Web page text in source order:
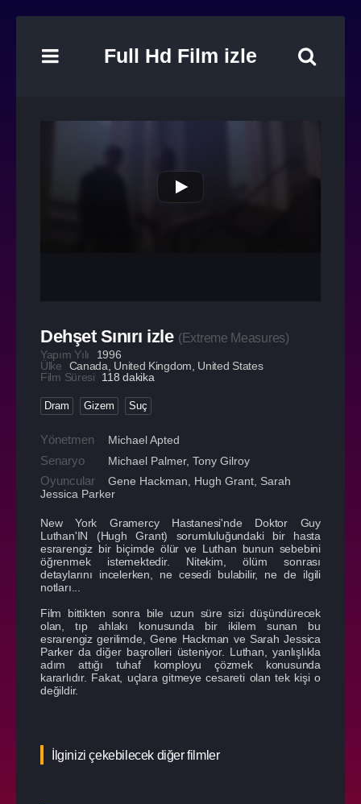
Full Hd Film izle
Dehşet Sınırı izle (Extreme Measures)
Yapım Yılı
1996
Ülke
Canada United Kingdom United States
Film Süresi
118 dakika
Dram Gizem Suç
Yönetmen Michael Apted
Senaryo Michael Palmer, Tony Gilroy
Oyuncular Gene Hackman Hugh Grant Sarah
Jessica Parker
New York Gramercy Hastanesi'nde Doktor Guy
Luthan'IN (Hugh Grant) sorumluluğundaki bir hasta
esrarengiz bir biçimde ölür ve Luthan bunun sebebini
öğrenmek istemektedir. Nitekim, ölüm sonrası
detaylarını incelerken, ne cesedi bulabilir, ne de ilgili
notları...
Film bittikten sonra bile uzun süre sizi düşündürecek
olan, tıp ahlakı konusunda bir ikilem sunan bu
esrarengiz gerilimde, Gene Hackman ve Sarah Jessica
Parker da diğer başrolleri üsteniyor. Luthan, yanlışlıkla
adım attığı tuhaf komployu çözmek konusunda
kararlıdır. Fakat, uçlara gitmeye cesareti olan tek kişi o
değildir.
İlginizi çekebilecek diğer filmler